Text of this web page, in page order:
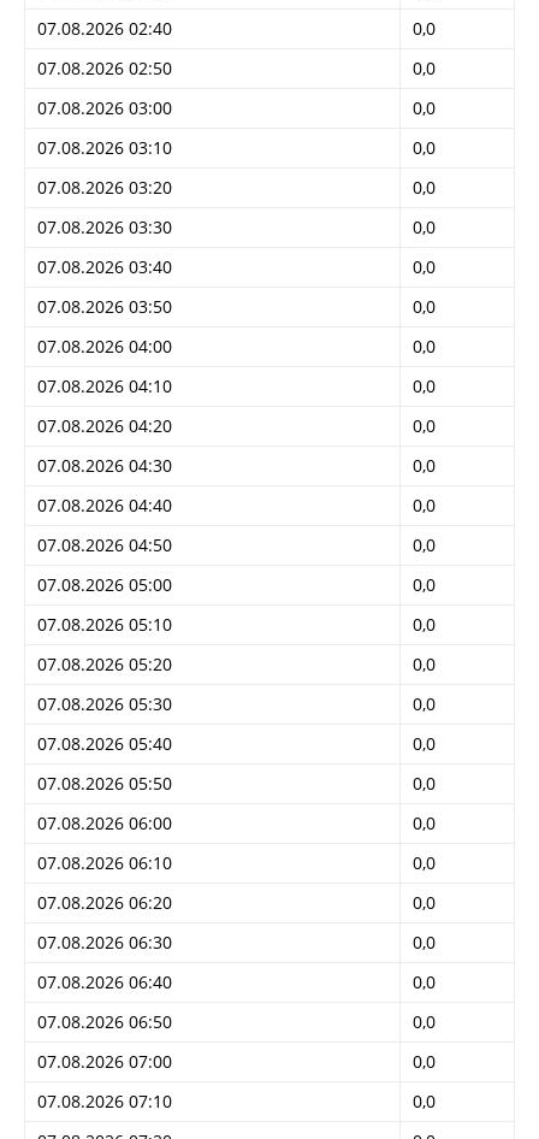
07.08.2026 02:40
0,0
07.08.2026 02:50
0,0
07.08.2026 03:00
0,0
07.08.2026 03:10
0,0
07.08.2026 03:20
0,0
07.08.2026 03:30
0,0
07.08.2026 03:40
0,0
07.08.2026 03:50
0,0
07.08.2026 04:00
0,0
07.08.2026 04:10
0,0
07.08.2026 04:20
0,0
07.08.2026 04:30
0,0
07.08.2026 04:40
0,0
07.08.2026 04:50
0,0
07.08.2026 05:00
0,0
07.08.2026 05:10
0,0
07.08.2026 05:20
0,0
07.08.2026 05:30
0,0
07.08.2026 05:40
0,0
07.08.2026 05:50
0,0
07.08.2026 06:00
0,0
07.08.2026 06:10
0,0
07.08.2026 06:20
0,0
07.08.2026 06:30
0,0
07.08.2026 06:40
0,0
07.08.2026 06:50
0,0
07.08.2026 07:00
0,0
07.08.2026 07:10
0,0